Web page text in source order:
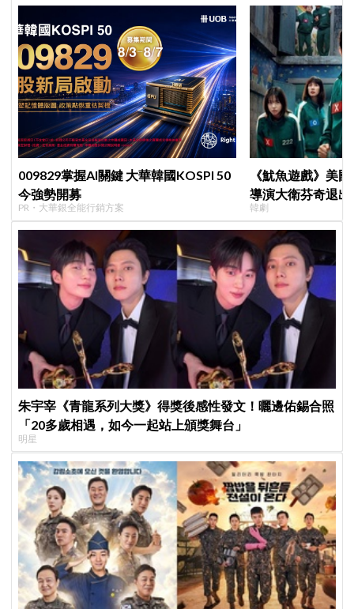
009829掌握AI關鍵 大華韓國KOSPI 50
今強勢開募
PR・大華銀全能行銷方案
《魷魚遊戲》美
導演大衛芬奇退
聞也破局
韓劇
朱宇宰《青龍系列大獎》得獎後感性發文！曬邊佑錫合照
「20多歲相遇，如今一起站上頒獎舞台」
明星